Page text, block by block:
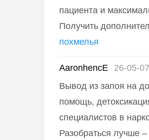
пациента и
Получить
похмелья
AaronhencE
26-05-
Вывод из запоя на
помощь,
специалистов в
Разобраться лучше –